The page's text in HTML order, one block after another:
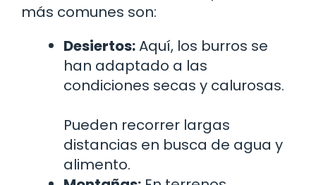
más comunes son:
Desiertos:Aquí, los burros se
han adaptado a las
condiciones secas y calurosas.
Pueden recorrer largas
distancias en busca de agua y
alimento.